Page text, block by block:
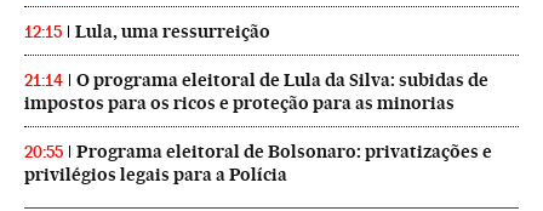
12:15 Lula, uma ressurreição
21:14
O programa eleitoral de Lula da Silva: subidas de
impostos para os ricos e proteção para as minorias
20:55
Programa eleitoral de Bolsonaro: privatizações e
privilégios legais para a Polícia